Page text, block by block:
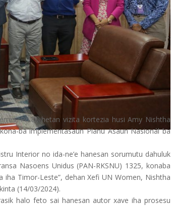
Ph.D, hetan vizita kortezia husi Amy Nishtha
ba implementasaun Planu Asaun Nasionál ba
Interior no ida-ne’e hanesan sorumutu dahuluk
Nasoens Unidus (PAN-RKSNU) 1325, konaba
Timor-Leste”, dehan Xefi UN Women, Nishtha
(14/03/2024).
halo feto sai hanesan autor xave iha prosesu